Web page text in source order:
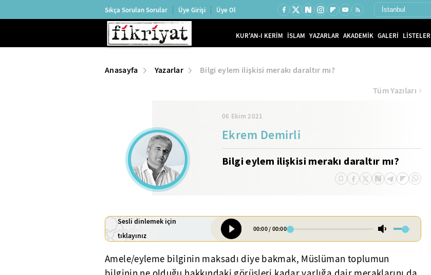
Sıkça Sorulan Sorular Üye Girişi Üye Ol
KUR'AN-I KERİM İSLAM YAZARLAR AKADEMİK GALERİ LİSTELER
Anasayfa Yazarlar Bilgi eylem ilişkisi merakı daraltır mı?
06 Ekim 2021
Ekrem Demirli
Bilgi eylem ilişkisi merakı daraltır mı?
Tüm Yazıları
Sesli dinlemek için
tıklayınız
00:00/00:00
Amele/eyleme bilginin maksadı diye bakmak, Müslüman toplumun